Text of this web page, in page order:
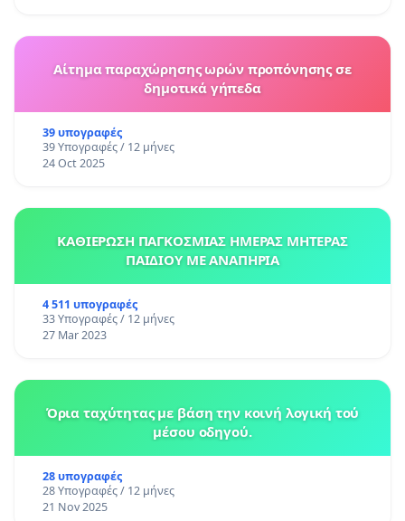
Αίτημα παραχώρησης ωρών προπόνησης σε
δημοτικά γήπεδα
39 υπογραφές
39 Υπογραφές / 12 μήνες
24 Oct 2025
ΚΑΘΙΕΡΩΣΗ ΠΑΓΚΟΣΜΙΑΣ ΗΜΕΡΑΣ ΜΗΤΕΡΑΣ
ΠΑΙΔΙΟΥ ΜΕ ΑΝΑΠΗΡΙΑ
4 511 υπογραφές
33 Υπογραφές / 12 μήνες
27 Mar 2023
Όρια ταχύτητας με βάση την κοινή λογική τού
μέσου οδηγού.
28 υπογραφές
28 Υπογραφές / 12 μήνες
21 Nov 2025